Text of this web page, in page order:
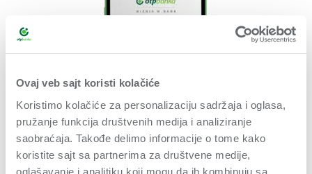
Ovaj veb sajt koristi kolačiće
Koristimo kolačiće za personalizaciju sadržaja i oglasa,
pružanje funkcija društvenih medija i analiziranje
saobraćaja. Takođe delimo informacije o tome kako
koristite sajt sa partnerima za društvene medije,
oglašavanje i analitiku koji mogu da ih kombinuju sa